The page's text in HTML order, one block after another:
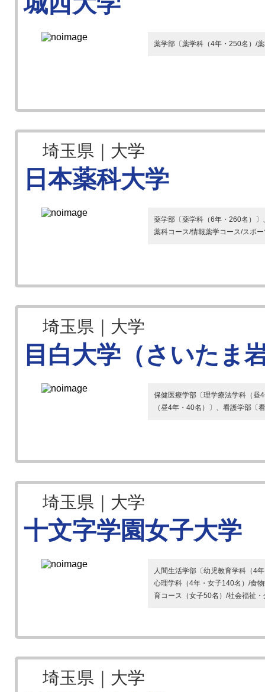
薬学部〔薬学科（4年・250名）/
埼玉県｜大学
日本薬科大学
薬学部〔薬学科（6年・260名）
薬科コース/情報薬学コース/スポ
埼玉県｜大学
目白大学（さいたま
保健医療学部〔理学療法学科（昼
（昼4年・40名）〕、看護学部〔
埼玉県｜大学
十文字学園女子大学
人間生活学部〔幼児教育学科（4
心理学科（4年・女子140名）/食
育コース（女子50名）/社会福祉
埼玉県｜大学